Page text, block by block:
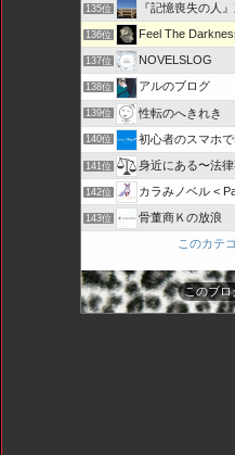
135位 『記憶喪失の人
136位 Feel The
137位 NOVELSLOG
138位 アルのブログ
139位 性転のへきれき
140位 初心者のスマホ
141位 身近にある〜法
142位 カラみノベル <
143位
骨董商Ｋの放浪
このカテ
このブロ